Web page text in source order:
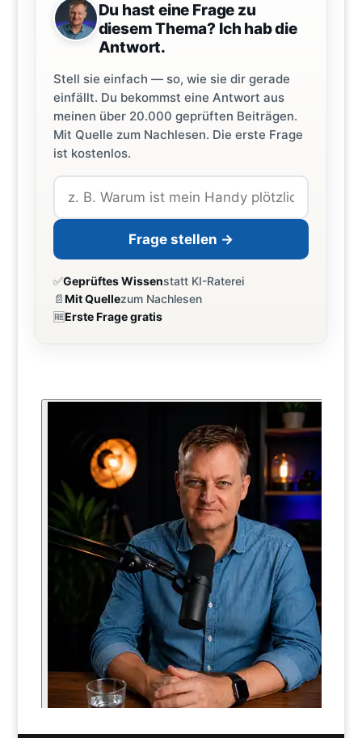
Du hast eine Frage zu
diesem Thema? Ich hab die
Antwort.
Stell sie einfach — so, wie sie dir gerade
einfällt. Du bekommst eine Antwort aus
meinen über 20.000 geprüften Beiträgen.
Mit Quelle zum Nachlesen. Die erste Frage
ist kostenlos.
Frage stellen →
✅Geprüftes Wissenstatt KI-Raterei
📄Mit Quellezum Nachlesen
🆓Erste Frage gratis